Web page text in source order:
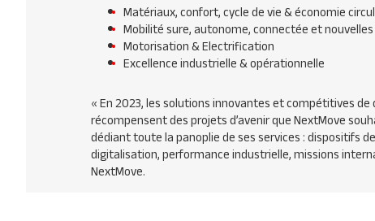
Matériaux, confort, cycle de vie & économie
Mobilité sure, autonome, connectée et
Motorisation & Electrification
Excellence industrielle & opérationnelle
«En 2023, les solutions innovantes et compétitives
récompensent des projets d’avenir que NextMove
dédiant toute la panoplie de ses services : dispositifs
digitalisation, performance industrielle, missions
NextMove.